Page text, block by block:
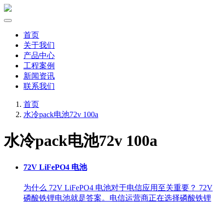
首页
关于我们
产品中心
工程案例
新闻资讯
联系我们
首页
水冷pack电池72v 100a
水冷pack电池72v 100a
72V LiFePO4 电池
为什么 72V LiFePO4 电池对于电信应用至关重要？ 72V
磷酸铁锂电池就是答案。电信运营商正在选择磷酸铁锂